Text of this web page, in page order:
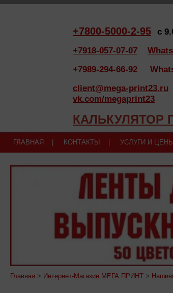
+7800-5000-2-95 с
+7918-057-07-07
+7989-294-66-92
client@mega-print23.ru
vk.com/megaprint23
КАЛЬКУЛЯТОР
ГЛАВНАЯ | КОНТАКТЫ | УСЛУГИ И
Главная > Интернет-Магазин МЕГА ПРИНТ >